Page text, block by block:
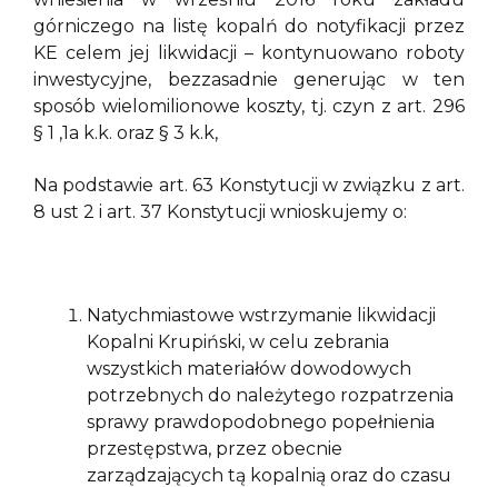
górniczego na listę kopalń do notyfikacji przez
KE celem jej likwidacji – kontynuowano roboty
inwestycyjne, bezzasadnie generując w ten
sposób wielomilionowe koszty, tj. czyn z art. 296
§ 1 ,1a k.k. oraz § 3 k.k,
Na podstawie art. 63 Konstytucji w związku z art.
8 ust 2 i art. 37 Konstytucji wnioskujemy o:
Natychmiastowe wstrzymanie likwidacji
Kopalni Krupiński, w celu zebrania
wszystkich materiałów dowodowych
potrzebnych do należytego rozpatrzenia
sprawy prawdopodobnego popełnienia
przestępstwa, przez obecnie
zarządzających tą kopalnią oraz do czasu